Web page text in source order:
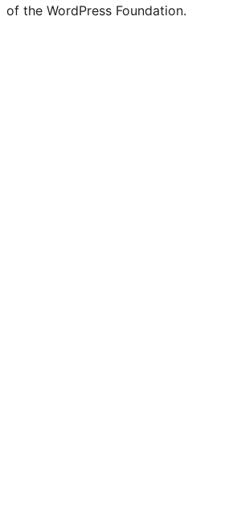
of the WordPress Foundation.